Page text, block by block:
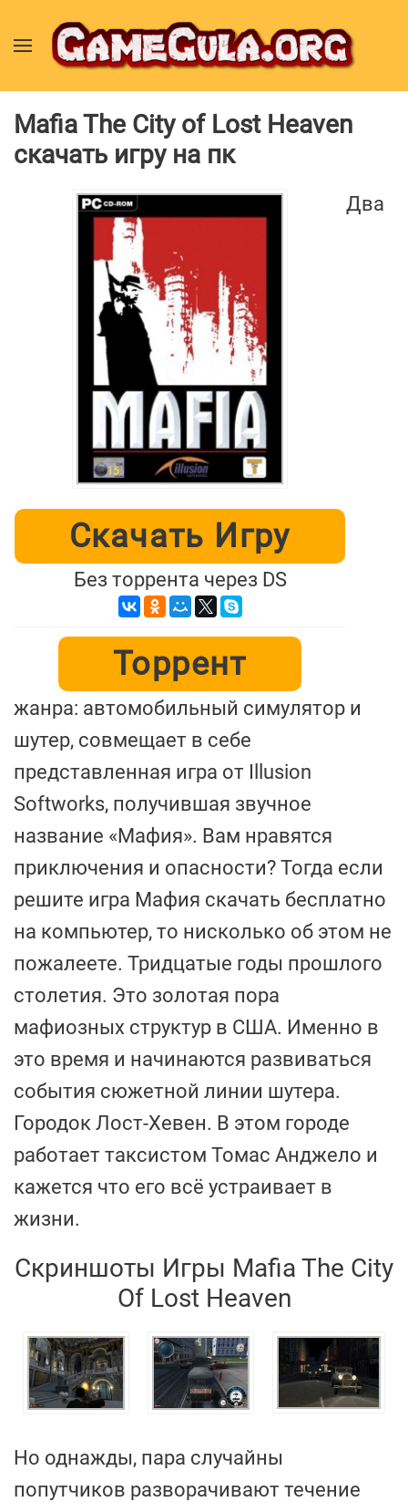
Mafia The City of Lost Heaven
скачать игру на пк
Скачать Игру
Без торрента через DS
Торрент
Два
жанра: автомобильный симулятор и
шутер, совмещает в себе
представленная игра от Illusion
Softworks, получившая звучное
название «Мафия». Вам нравятся
приключения и опасности? Тогда если
решите игра Мафия скачать бесплатно
на компьютер, то нисколько об этом не
пожалеете. Тридцатые годы прошлого
столетия. Это золотая пора
мафиозных структур в США. Именно в
это время и начинаются развиваться
события сюжетной линии шутера.
Городок Лост-Хевен. В этом городе
работает таксистом Томас Анджело и
кажется что его всё устраивает в
жизни.
Скриншоты Игры Mafia The City
Of Lost Heaven
Но однажды, пара случайны
попутчиков разворачивают течение